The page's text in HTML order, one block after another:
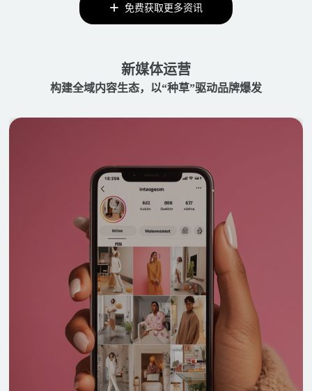
免费获取更多资讯
新媒体运营
构建全域内容生态，以“种草”驱动品牌爆发